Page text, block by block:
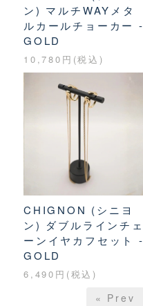
ン) マルチWAYメタ
ルカールチョーカー -
GOLD
10,780円(税込)
CHIGNON (シニヨ
ン) ダブルラインチェ
ーンイヤカフセット -
GOLD
6,490円(税込)
« Prev